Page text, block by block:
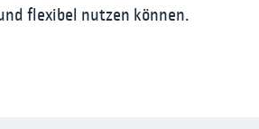
flexibel nutzen können.